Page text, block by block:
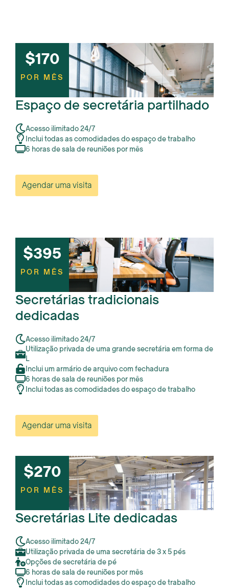
$170
POR MÊS
Espaço de secretária partilhado
Acesso ilimitado 24/7
Inclui todas as comodidades do espaço de trabalho
6 horas de sala de reuniões por mês
Agendar uma visita
$395
POR MÊS
Secretárias tradicionais
dedicadas
Acesso ilimitado 24/7
Utilização privada de uma grande secretária em forma de
L
Inclui um armário de arquivo com fechadura
6 horas de sala de reuniões por mês
Inclui todas as comodidades do espaço de trabalho
Agendar uma visita
$270
POR MÊS
Secretárias Lite dedicadas
Acesso ilimitado 24/7
Utilização privada de uma secretária de 3 x 5 pés
Opções de secretária de pé
6 horas de sala de reuniões por mês
Inclui todas as comodidades do espaço de trabalho